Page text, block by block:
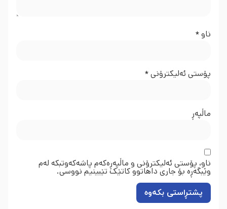
ناو*
پۆستی ئەلیکترۆنی*
ماڵپه‌ڕ
ناو، پۆستی ئەلیکترۆنی و ماڵپەڕەکەم پاشەکەوتبکە لەم
وێبگەڕە بۆ جاری داهاتوو کاتێک تێبینیم نووسی.